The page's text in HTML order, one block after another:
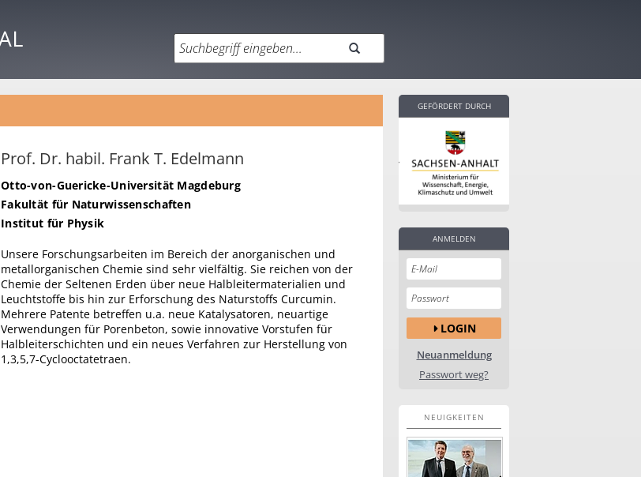
Prof. Dr. habil. Frank T. Edelmann
Otto-von-Guericke-Universität Magdeburg
Fakultät für Naturwissenschaften
Institut für Physik
Unsere Forschungsarbeiten im Bereich der anorganischen und
metallorganischen Chemie sind sehr vielfältig. Sie reichen von der
Chemie der Seltenen Erden über neue Halbleitermaterialien und
Leuchtstoffe bis hin zur Erforschung des Naturstoffs Curcumin.
Mehrere Patente betreffen u.a. neue Katalysatoren, neuartige
Verwendungen für Porenbeton, sowie innovative Vorstufen für
Halbleiterschichten und ein neues Verfahren zur Herstellung von
1,3,5,7-Cyclooctatetraen.
GEFÖRDERT DURCH
ANMELDEN
LOGIN
Neuanmeldung
Passwort weg?
NEUIGKEITEN